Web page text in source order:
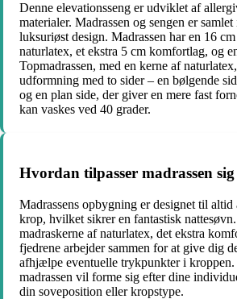
Denne elevationsseng er udviklet af
materialer. Madrassen og sengen er
luksuriøst design. Madrassen har en 16
naturlatex, et ekstra 5 cm komfortlag, og
Topmadrassen, med en kerne af
udformning med to sider – en bølgende
og en plan side, der giver en mere fast
kan vaskes ved 40 grader.
Hvordan tilpasser madrassen
Madrassens opbygning er designet til altid
krop, hvilket sikrer en fantastisk
madraskerne af naturlatex, det ekstra
fjedrene arbejder sammen for at give dig
afhjælpe eventuelle trykpunkter i kroppen.
madrassen vil forme sig efter dine
din soveposition eller kropstype.